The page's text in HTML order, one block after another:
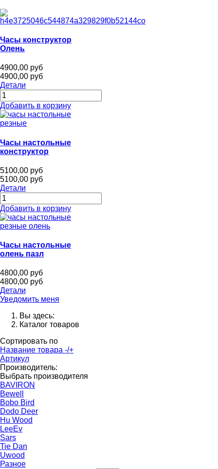
Часы конструктор
Олень
4900,00 руб
4900,00 руб
Детали
Добавить в корзину
Часы настольные
конструктор
5100,00 руб
5100,00 руб
Детали
Добавить в корзину
Часы настольные
олень пазл
4800,00 руб
4800,00 руб
Детали
Уведомить меня
Вы здесь:
Каталог товаров
Сортировать по
Название товара -/+
Артикул
Производитель:
Выбрать производителя
BAVIRON
Bewell
Bobo Bird
Dodo Deer
Hu Wood
LeeEv
Sars
Tie Dan
Uwood
Разное